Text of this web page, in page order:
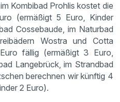
Kombibad Prohlis kostet die
(ermäßigt 5 Euro, Kinder
Cossebaude, im Naturbad
Wostra und Cotta
fällig (ermäßigt 3 Euro,
Langebrück, im Strandbad
berechnen wir künftig 4
2 Euro).